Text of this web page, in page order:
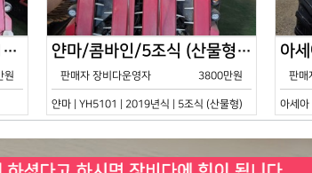
얀마/콤바인/7조식/YH7115/2021년식
원
얀마/콤바인/5조식 (산물형)/YH5101/2019년식
판매자 장비다운영자 3800만원
얀마 | YH5101 | 2019년식 | 5조식 (산물형)
판매
아세